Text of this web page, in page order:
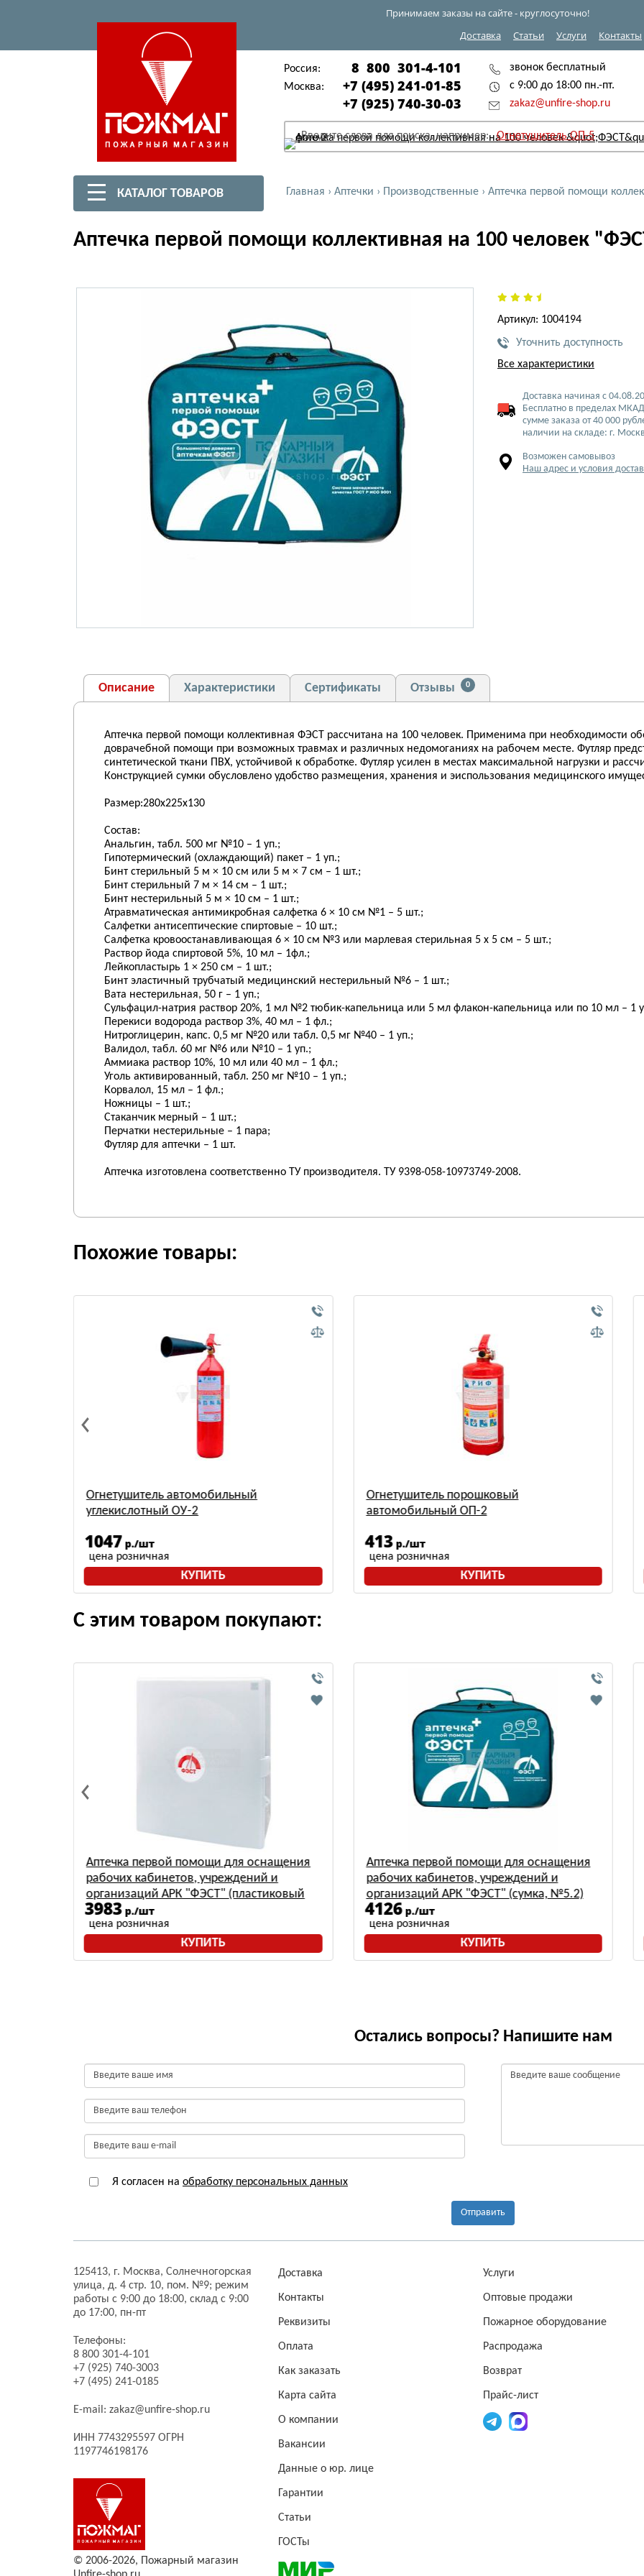
Принимаем заказы на сайте - круглосуточно!
Доставка
Статьи Услуги Контакты
Россия: 8 800 301-4-101
Москва:
+7 (495) 241-01-85
+7 (925) 740-30-03
звонок бесплатный
с 9:00 до 18:00 пн.-пт.
zakaz@unfire-shop.ru
Введите слова для поиска, например: Огнетушитель ОП-5
КАТАЛОГ ТОВАРОВ Главная › Аптечки › Производственные › Аптечка первой помощи
Аптечка первой помощи коллективная на 100 человек
Артикул: 1004194
Уточнить доступность
Все характеристики
Доставка начиная с
Бесплатно в пределах
сумме заказа от 40 000
наличии на складе: г.
Возможен самовывоз
Наш адрес и условия
Описание Характеристики Сертификаты Отзывы 0
Аптечка первой помощи коллективная ФЭСТ рассчитана на 100 человек. Применима при необходимости
доврачебной помощи при возможных травмах и различных недомоганиях на рабочем месте. Футляр
синтетической ткани ПВХ, устойчивой к обработке. Футляр усилен в местах максимальной нагрузки и
Конструкцией сумки обусловлено удобство размещения, хранения и эиспользования медицинского
Размер:280х225х130
Состав:
Анальгин, табл. 500 мг №10 – 1 уп.;
Гипотермический (охлаждающий) пакет – 1 уп.;
Бинт стерильный 5 м × 10 см или 5 м × 7 см – 1 шт.;
Бинт стерильный 7 м × 14 см – 1 шт.;
Бинт нестерильный 5 м × 10 см – 1 шт.;
Атравматическая антимикробная салфетка 6 × 10 см №1 – 5 шт.;
Салфетки антисептические спиртовые – 10 шт.;
Салфетка кровоостанавливающая 6 × 10 см №3 или марлевая стерильная 5 x 5 см – 5 шт.;
Раствор йода спиртовой 5%, 10 мл – 1фл.;
Лейкопластырь 1 × 250 см – 1 шт.;
Бинт эластичный трубчатый медицинский нестерильный №6 – 1 шт.;
Вата нестерильная, 50 г – 1 уп.;
Сульфацил-натрия раствор 20%, 1 мл №2 тюбик-капельница или 5 мл флакон-капельница или по 10 мл – 1
Перекиси водорода раствор 3%, 40 мл – 1 фл.;
Нитроглицерин, капс. 0,5 мг №20 или табл. 0,5 мг №40 – 1 уп.;
Валидол, табл. 60 мг №6 или №10 – 1 уп.;
Аммиака раствор 10%, 10 мл или 40 мл – 1 фл.;
Уголь активированный, табл. 250 мг №10 – 1 уп.;
Корвалол, 15 мл – 1 фл.;
Ножницы – 1 шт.;
Стаканчик мерный – 1 шт.;
Перчатки нестерильные – 1 пара;
Футляр для аптечки – 1 шт.
Аптечка изготовлена соответственно ТУ производителя. ТУ 9398-058-10973749-2008.
Похожие товары:
Огнетушитель порошковый
автомобильный ОП-2
413
цена розничная
Огнетушитель порошковый ОП-2(з)-
МИГ (2А,55В,С,Е) нержавеющая сталь
цена розничная
С этим товаром покупают:
помощи для оснащения
учреждений и
"ФЭСТ" (пластиковый
Аптечка первой помощи для оснащения
рабочих кабинетов, учреждений и
организаций АРК "ФЭСТ" (сумка, №5.2)
Аптечка первой помощи для
рабочих кабинетов,
организаций АРК "ФЭСТ"
Остались вопросы? Напишите нам
Я согласен на обработку персональных данных
Отправить
125413, г. Москва, Солнечногорская
улица, д. 4 стр. 10, пом. №9; режим
работы с 9:00 до 18:00, склад с 9:00
до 17:00, пн-пт
Телефоны:
8 800 301-4-101
+7 (925) 740-3003
+7 (495) 241-0185
E-mail: zakaz@unfire-shop.ru
ИНН 7743295597 ОГРН
1197746198176
© 2006-2026,
Пожарный магазин
Доставка
Контакты
Реквизиты
Оплата
Как заказать
Карта сайта
О компании
Вакансии
Данные о юр. лице
Гарантии
Статьи
ГОСТы
Услуги
Оптовые продажи
Пожарное оборудование
Распродажа
Возврат
Прайс-лист